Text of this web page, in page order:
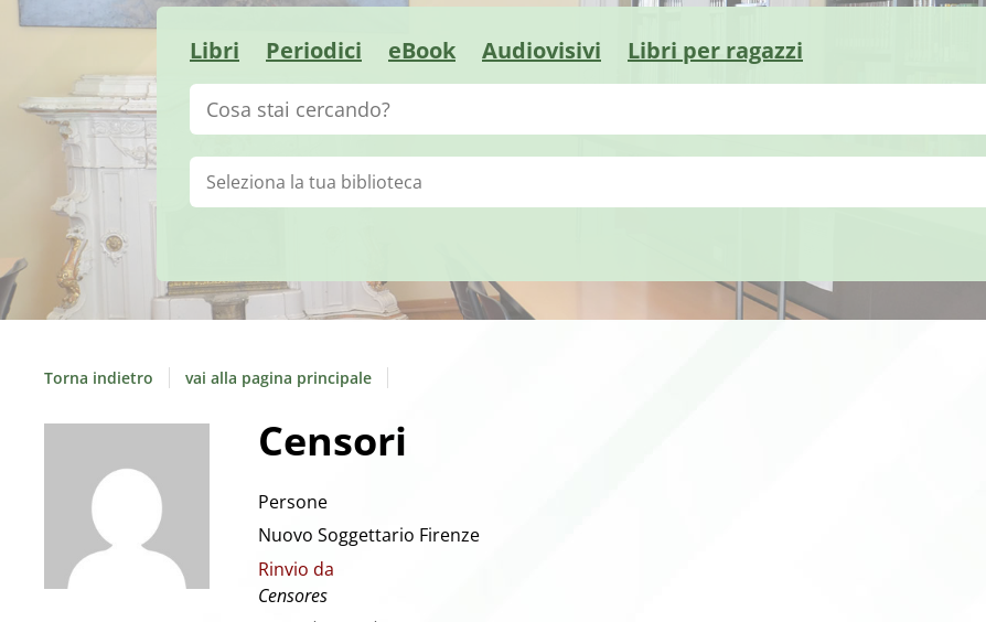
Libri Periodici eBook Audiovisivi Libri per ragazzi
Cerca su "Catalogo"
Biblioteca:
Torna indietro vai alla pagina principale
Censori
Persone
Nuovo Soggettario Firenze
Rinvio da
Censores